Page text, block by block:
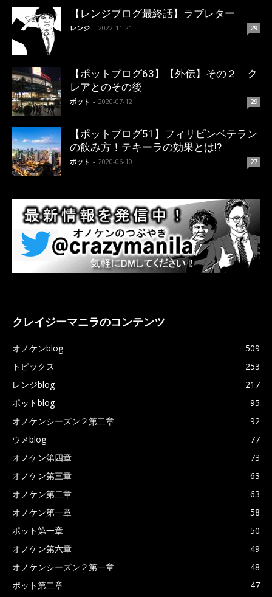
【レンジブログ最終話】ラブレター
レンジ - 2022-11-21 29
【ポットブログ63】【外伝】その２ ク
レアとのその後
ポット - 2020-07-12 29
【ポットブログ51】フィリピンベテラン
の飲み方！テキーラの効果とは!?
ポット - 2020-06-10 27
クレイジーマニラのコンテンツ
オノケンblog
509
トピックス
253
レンジblog
217
ポットblog
95
オノケンシーズン２第二章
92
ウメblog
77
オノケン第四章
73
オノケン第三章
63
オノケン第二章
63
オノケン第一章
58
ポット第一章
50
オノケン第六章
49
オノケンシーズン２第一章
48
ポット第二章
47